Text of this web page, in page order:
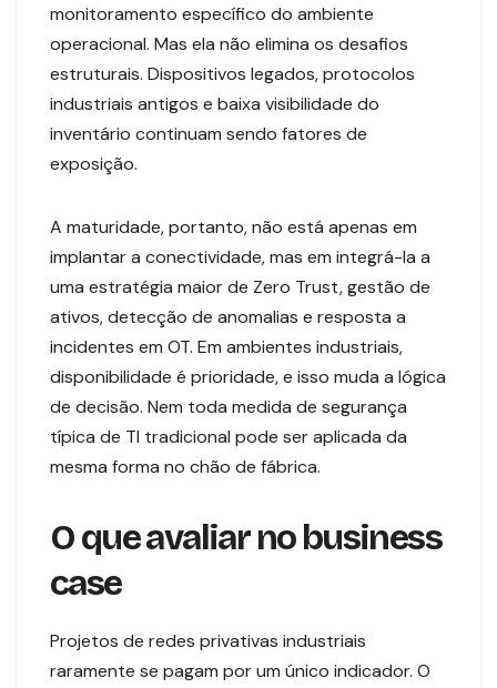
monitoramento específico do ambiente
operacional. Mas ela não elimina os desafios
estruturais. Dispositivos legados, protocolos
industriais antigos e baixa visibilidade do
inventário continuam sendo fatores de
exposição.
A maturidade, portanto, não está apenas em
implantar a conectividade, mas em integrá-la a
uma estratégia maior de Zero Trust, gestão de
ativos, detecção de anomalias e resposta a
incidentes em OT. Em ambientes industriais,
disponibilidade é prioridade, e isso muda a lógica
de decisão. Nem toda medida de segurança
típica de TI tradicional pode ser aplicada da
mesma forma no chão de fábrica.
O que avaliar no business
case
Projetos de redes privativas industriais
raramente se pagam por um único indicador. O